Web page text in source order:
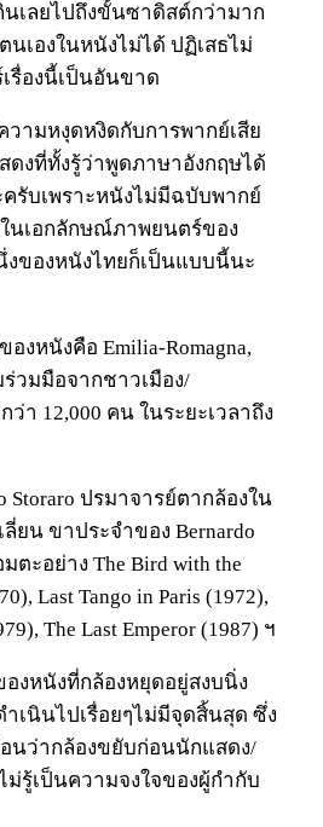
นเลยไปถึงขั้นซาดิสต์กว่ามาก
เองในหนังไม่ได้ ปฏิเสธไม่
รื่องนี้เป็นอันขาด
ามหงุดหงิดกับการพากย์เสีย
ดงที่ทั้งรู้ว่าพูดภาษาอังกฤษได้
รับเพราะหนังไม่มีฉบับพากย์
นเอกลักษณ์ภาพยนตร์ของ
งของหนังไทยก็เป็นแบบนี้นะ
งหนังคือ Emilia-Romagna,
วมมือจากชาวเมือง/
า 12,000 คน ในระยะเวลาถึง
Storaro ปรมาจารย์ตากล้องใน
น ขาประจำของ Bernardo
ตะอย่าง The Bird with the
Last Tango in Paris (1972),
The Last Emperor (1987) ฯ
งหนังที่กล้องหยุดอยู่สงบนิ่ง
ำเนินไปเรื่อยๆไม่มีจุดสิ้นสุด ซึ่ง
นว่ากล้องขยับก่อนนักแสดง/
ม่รู้เป็นความจงใจของผู้กำกับ